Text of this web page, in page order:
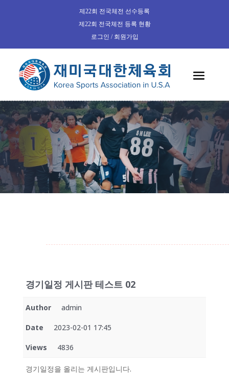
제22회 전국체전 선수등록
제22회 전국체전 등록 현황
로그인 / 회원가입
경기일정 게시판 테스트 02
Author admin
Date 2023-02-01 17:45
Views 4836
경기일정을 올리는 게시판입니다.